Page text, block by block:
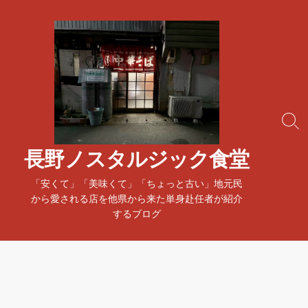
長野ノスタルジック食堂
「安くて」「美味くて」「ちょっと古い」地元民
から愛される店を他県から来た単身赴任者が紹介
するブログ
検